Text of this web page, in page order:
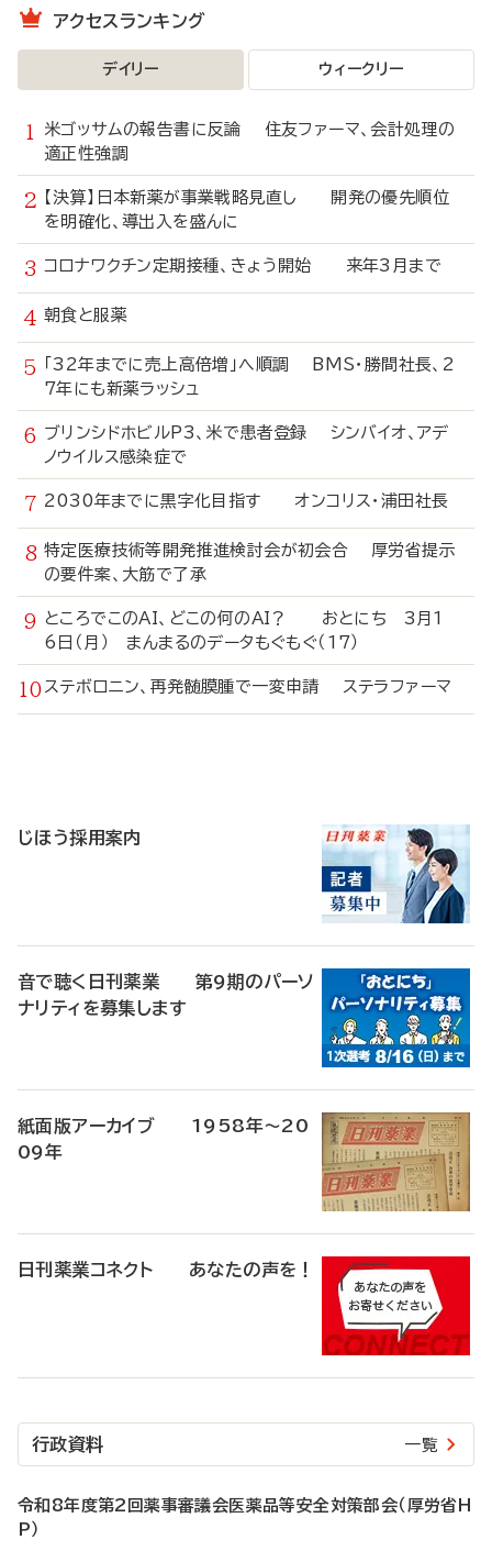
アクセスランキング
デイリー ウィークリー
米ゴッサムの報告書に反論 住友ファーマ、会計処理の
適正性強調
【決算】日本新薬が事業戦略見直し 開発の優先順位
を明確化、導出入を盛んに
コロナワクチン定期接種、きょう開始 来年3月まで
朝食と服薬
「32年までに売上高倍増」へ順調 BMS・勝間社長、2
7年にも新薬ラッシュ
ブリンシドホビルP3、米で患者登録 シンバイオ、アデ
ノウイルス感染症で
2030年までに黒字化目指す オンコリス・浦田社長
特定医療技術等開発推進検討会が初会合 厚労省提示
の要件案、大筋で了承
ところでこのAI、どこの何のAI？ おとにち 3月1
6日（月） まんまるのデータもぐもぐ（17）
ステボロニン、再発髄膜腫で一変申請 ステラファーマ
じほう採用案内
音で聴く日刊薬業 第9期のパーソ
ナリティを募集します
紙面版アーカイブ 1958年～20
09年
日刊薬業コネクト あなたの声を！
行政資料 一覧
令和8年度第2回薬事審議会医薬品等安全対策部会（厚労省H
P）